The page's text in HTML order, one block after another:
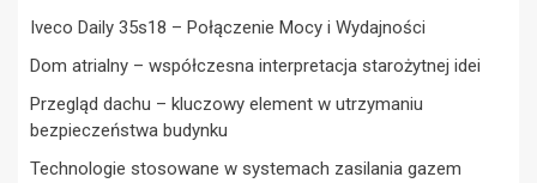
Iveco Daily 35s18 – Połączenie Mocy i Wydajności
Dom atrialny – współczesna interpretacja starożytnej idei
Przegląd dachu – kluczowy element w utrzymaniu
bezpieczeństwa budynku
Technologie stosowane w systemach zasilania gazem